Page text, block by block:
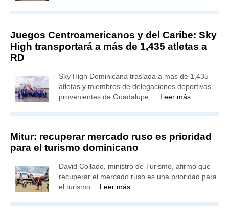
Juegos Centroamericanos y del Caribe: Sky
High transportará a más de 1,435 atletas a
RD
Sky High Dominicana traslada a más de 1,435
atletas y miembros de delegaciones deportivas
provenientes de Guadalupe,… Leer más
Mitur: recuperar mercado ruso es prioridad
para el turismo dominicano
David Collado, ministro de Turismo, afirmó que
recuperar el mercado ruso es una prioridad para
el turismo… Leer más